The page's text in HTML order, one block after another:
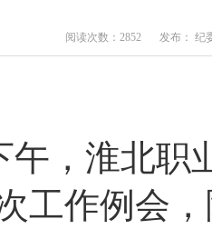
阅读次数：2852 发布： 纪
午，淮北职
工作例会